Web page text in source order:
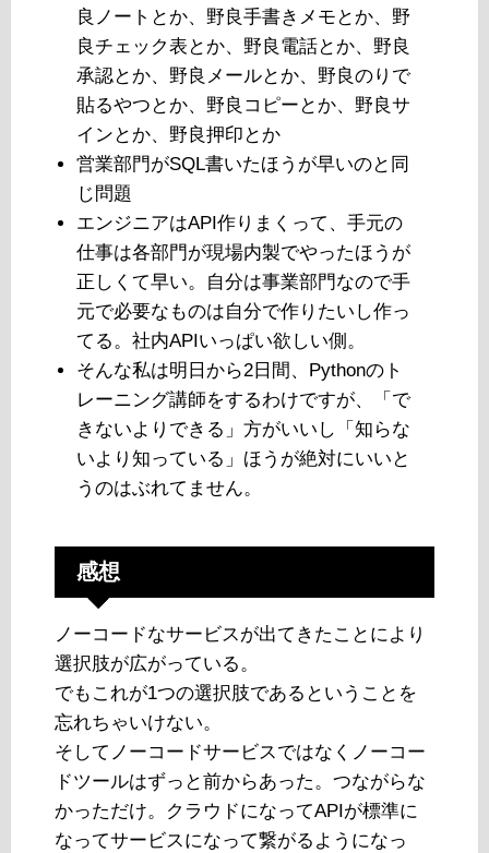
良ノートとか、野良手書きメモとか、野
良チェック表とか、野良電話とか、野良
承認とか、野良メールとか、野良のりで
貼るやつとか、野良コピーとか、野良サ
インとか、野良押印とか
営業部門がSQL書いたほうが早いのと同
じ問題
エンジニアはAPI作りまくって、手元の
仕事は各部門が現場内製でやったほうが
正しくて早い。自分は事業部門なので手
元で必要なものは自分で作りたいし作っ
てる。社内APIいっぱい欲しい側。
そんな私は明日から2日間、Pythonのト
レーニング講師をするわけですが、「で
きないよりできる」方がいいし「知らな
いより知っている」ほうが絶対にいいと
うのはぶれてません。
感想
ノーコードなサービスが出てきたことにより
選択肢が広がっている。
でもこれが1つの選択肢であるということを
忘れちゃいけない。
そしてノーコードサービスではなくノーコー
ドツールはずっと前からあった。つながらな
かっただけ。クラウドになってAPIが標準に
なってサービスになって繋がるようになっ